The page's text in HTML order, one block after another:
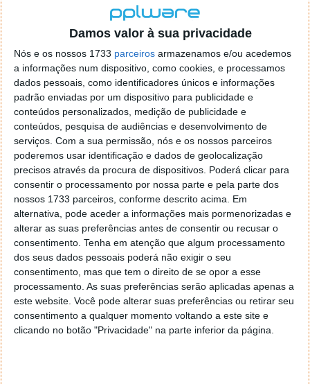
Damos valor à sua privacidade
Nós e os nossos 1733 parceiros armazenamos e/ou acedemos
a informações num dispositivo, como cookies, e processamos
dados pessoais, como identificadores únicos e informações
padrão enviadas por um dispositivo para publicidade e
conteúdos personalizados, medição de publicidade e
conteúdos, pesquisa de audiências e desenvolvimento de
serviços. Com a sua permissão, nós e os nossos parceiros
poderemos usar identificação e dados de geolocalização
precisos através da procura de dispositivos. Poderá clicar para
consentir o processamento por nossa parte e pela parte dos
nossos 1733 parceiros, conforme descrito acima. Em
alternativa, pode aceder a informações mais pormenorizadas e
alterar as suas preferências antes de consentir ou recusar o
consentimento. Tenha em atenção que algum processamento
dos seus dados pessoais poderá não exigir o seu
consentimento, mas que tem o direito de se opor a esse
processamento. As suas preferências serão aplicadas apenas a
este website. Você pode alterar suas preferências ou retirar seu
consentimento a qualquer momento voltando a este site e
clicando no botão "Privacidade" na parte inferior da página.
Com esta mudança é inevitável que a OPPO vá
recorrer aos fabricantes tradicionais para equipar os
seus smartphones. A maioria dos seus equipamentos
ainda seguiam esta linha e apenas os modelos de
topo tinham os MariSilicon presentes para serem
ainda melhores.
Ao contrário de outras marcas, a OPPO não resistiu a
manter a sua linha de processadores. Em 2 anos
conseguiu mostrar a sua capacidade, mas agora é